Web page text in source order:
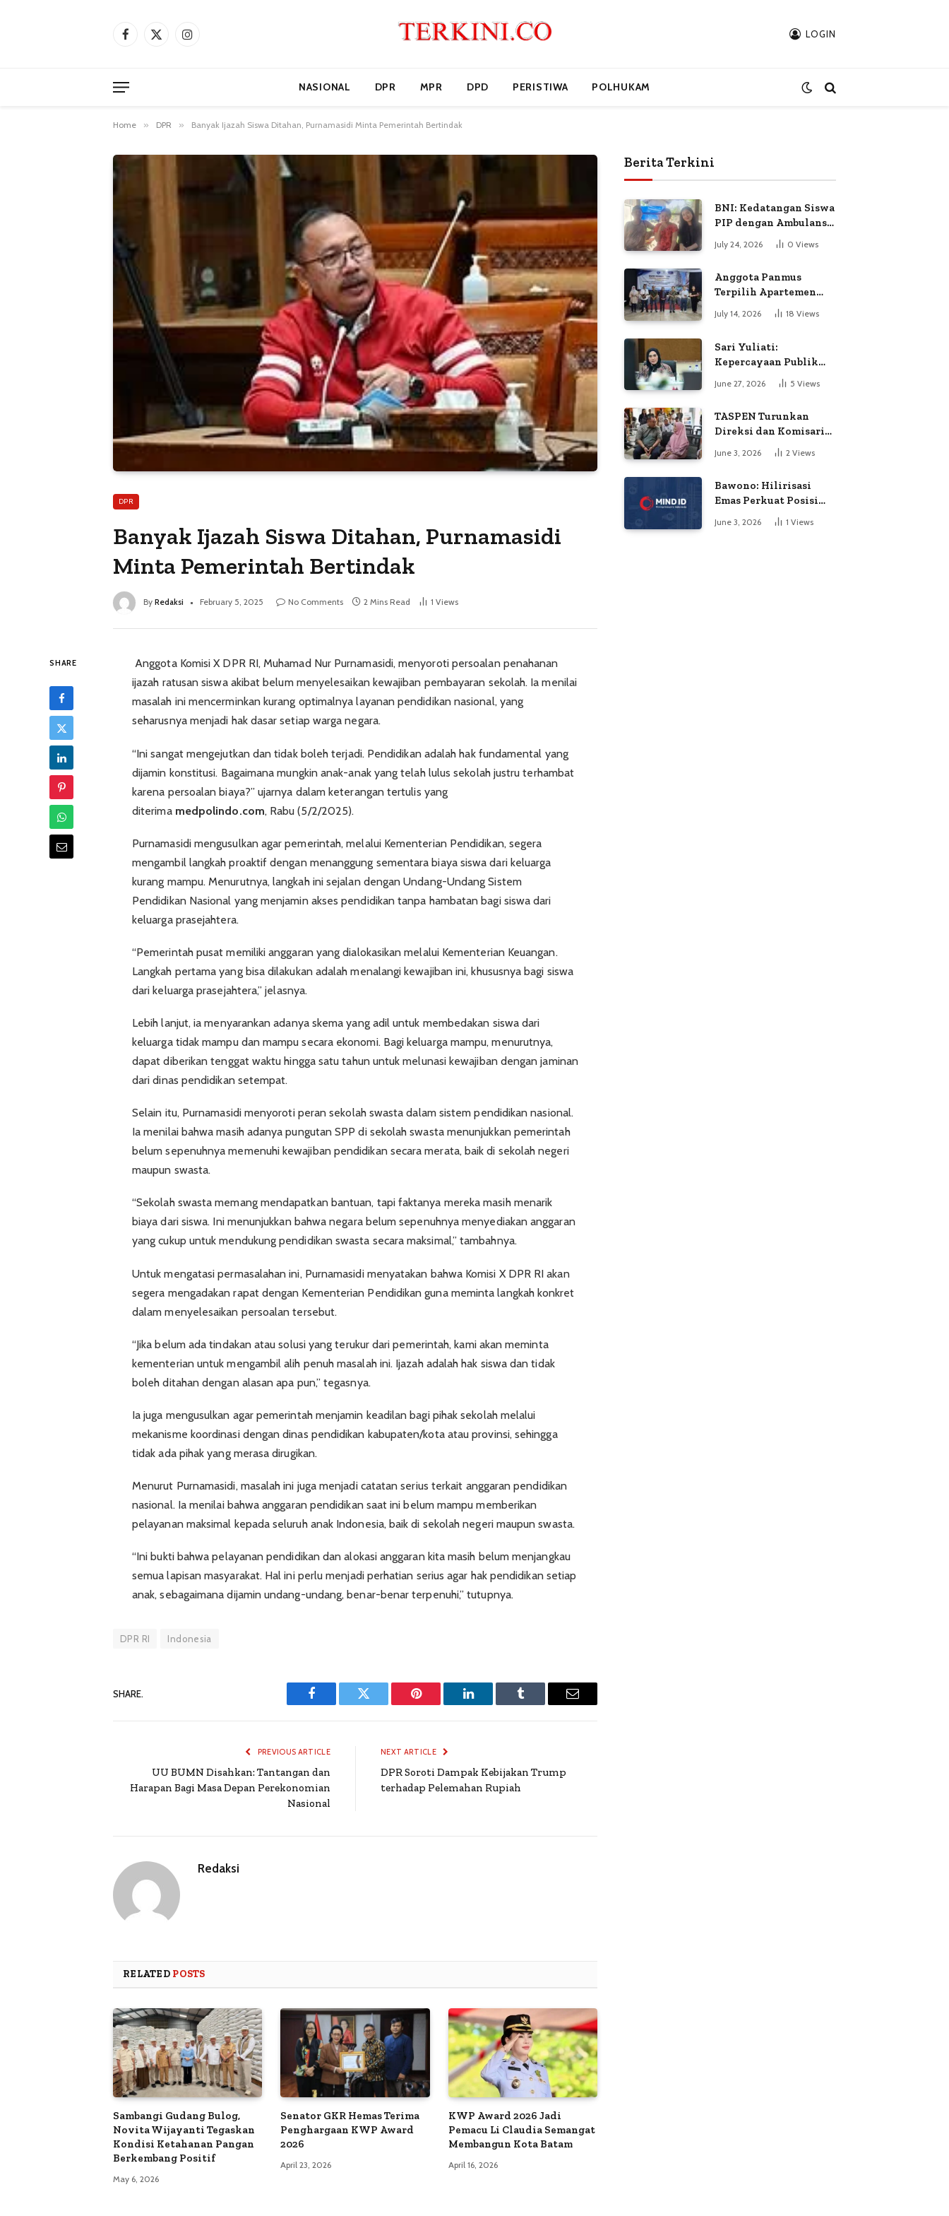
Facebook
X
Instagram LOGIN
NASIONAL DPR MPR DPD PERISTIWA POLHUKAM
Home » DPR » Banyak Ijazah Siswa Ditahan, Purnamasidi Minta Pemerintah Bertindak
DPR
Banyak Ijazah Siswa Ditahan, Purnamasidi
Minta Pemerintah Bertindak
By Redaksi February 5, 2025 No Comments 2 Mins Read 1 Views
SHARE
Anggota Komisi X DPR RI, Muhamad Nur Purnamasidi, menyoroti persoalan penahanan
ijazah ratusan siswa akibat belum menyelesaikan kewajiban pembayaran sekolah. Ia menilai
masalah ini mencerminkan kurang optimalnya layanan pendidikan nasional, yang
seharusnya menjadi hak dasar setiap warga negara.
“Ini sangat mengejutkan dan tidak boleh terjadi. Pendidikan adalah hak fundamental yang
dijamin konstitusi. Bagaimana mungkin anak-anak yang telah lulus sekolah justru terhambat
karena persoalan biaya?” ujarnya dalam keterangan tertulis yang
diterima medpolindo.com, Rabu (5/2/2025).
Purnamasidi mengusulkan agar pemerintah, melalui Kementerian Pendidikan, segera
mengambil langkah proaktif dengan menanggung sementara biaya siswa dari keluarga
kurang mampu. Menurutnya, langkah ini sejalan dengan Undang-Undang Sistem
Pendidikan Nasional yang menjamin akses pendidikan tanpa hambatan bagi siswa dari
keluarga prasejahtera.
“Pemerintah pusat memiliki anggaran yang dialokasikan melalui Kementerian Keuangan.
Langkah pertama yang bisa dilakukan adalah menalangi kewajiban ini, khususnya bagi siswa
dari keluarga prasejahtera,” jelasnya.
Lebih lanjut, ia menyarankan adanya skema yang adil untuk membedakan siswa dari
keluarga tidak mampu dan mampu secara ekonomi. Bagi keluarga mampu, menurutnya,
dapat diberikan tenggat waktu hingga satu tahun untuk melunasi kewajiban dengan jaminan
dari dinas pendidikan setempat.
Selain itu, Purnamasidi menyoroti peran sekolah swasta dalam sistem pendidikan nasional.
Ia menilai bahwa masih adanya pungutan SPP di sekolah swasta menunjukkan pemerintah
belum sepenuhnya memenuhi kewajiban pendidikan secara merata, baik di sekolah negeri
maupun swasta.
“Sekolah swasta memang mendapatkan bantuan, tapi faktanya mereka masih menarik
biaya dari siswa. Ini menunjukkan bahwa negara belum sepenuhnya menyediakan anggaran
yang cukup untuk mendukung pendidikan swasta secara maksimal,” tambahnya.
Untuk mengatasi permasalahan ini, Purnamasidi menyatakan bahwa Komisi X DPR RI akan
segera mengadakan rapat dengan Kementerian Pendidikan guna meminta langkah konkret
dalam menyelesaikan persoalan tersebut.
“Jika belum ada tindakan atau solusi yang terukur dari pemerintah, kami akan meminta
kementerian untuk mengambil alih penuh masalah ini. Ijazah adalah hak siswa dan tidak
boleh ditahan dengan alasan apa pun,” tegasnya.
Ia juga mengusulkan agar pemerintah menjamin keadilan bagi pihak sekolah melalui
mekanisme koordinasi dengan dinas pendidikan kabupaten/kota atau provinsi, sehingga
tidak ada pihak yang merasa dirugikan.
Menurut Purnamasidi, masalah ini juga menjadi catatan serius terkait anggaran pendidikan
nasional. Ia menilai bahwa anggaran pendidikan saat ini belum mampu memberikan
pelayanan maksimal kepada seluruh anak Indonesia, baik di sekolah negeri maupun swasta.
“Ini bukti bahwa pelayanan pendidikan dan alokasi anggaran kita masih belum menjangkau
semua lapisan masyarakat. Hal ini perlu menjadi perhatian serius agar hak pendidikan setiap
anak, sebagaimana dijamin undang-undang, benar-benar terpenuhi,” tutupnya.
DPR RI Indonesia
SHARE.
Facebook Twitter Pinterest LinkedIn Tumblr Email
PREVIOUS ARTICLE
UU BUMN Disahkan: Tantangan dan
Harapan Bagi Masa Depan Perekonomian
Nasional
NEXT ARTICLE
DPR Soroti Dampak Kebijakan Trump
terhadap Pelemahan Rupiah
Redaksi
RELATED POSTS
Sambangi Gudang Bulog,
Novita Wijayanti Tegaskan
Kondisi Ketahanan Pangan
Berkembang Positif
May 6, 2026
Senator GKR Hemas Terima
Penghargaan KWP Award
2026
April 23, 2026
KWP Award 2026 Jadi
Pemacu Li Claudia Semangat
Membangun Kota Batam
April 16, 2026
Berita Terkini
BNI: Kedatangan Siswa
PIP dengan Ambulans
Permintaan Petugas
July 24, 2026 0 Views
Anggota Panmus
Terpilih Apartemen
Gardenia Boulevard
Soroti Dugaan
July 14, 2026 18 Views
Sari Yuliati:
Kepercayaan Publik
Adalah Modal Terbesar
Polri
June 27, 2026 5 Views
TASPEN Turunkan
Direksi dan Komisaris
untuk Awasi
Penyaluran Gaji Ke-13
June 3, 2026 2 Views
Bawono: Hilirisasi
Emas Perkuat Posisi
Indonesia dalam
Persaingan Industri
June 3, 2026 1 Views